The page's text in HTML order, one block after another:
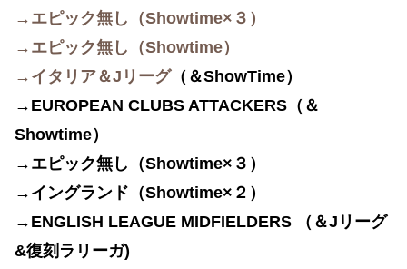
→エピック無し（Showtime×３）
→エピック無し（Showtime）
→イタリア＆Jリーグ（＆ShowTime）
→ EUROPEAN CLUBS ATTACKERS（＆
Showtime）
→エピック無し（Showtime×３）
→イングランド（Showtime×２）
→ENGLISH LEAGUE MIDFIELDERS
（＆Jリーグ
&復刻ラリーガ)